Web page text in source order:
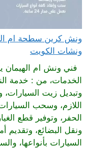
ونشات الكويت
فني ونش ام الهيمان
الخدمات، من : خدمة
وتبديل زيت السيارات،
اللازم، وسحب
الحفر، وتوفير قطع
ونقل البضائع، وتقديم
السيارات بأنواعها،